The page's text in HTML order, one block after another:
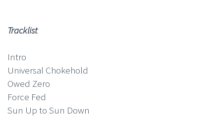
Tracklist
Intro
Universal Chokehold
Owed Zero
Force Fed
Sun Up to Sun Down